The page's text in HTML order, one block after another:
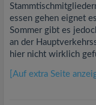
essen gehen eignet
Sommer gibt es
an der
hier nicht wirklich
[Auf extra Seite